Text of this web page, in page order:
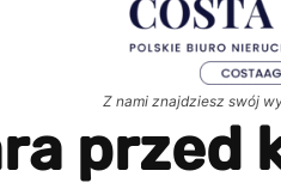
Z nami znajdziesz swój